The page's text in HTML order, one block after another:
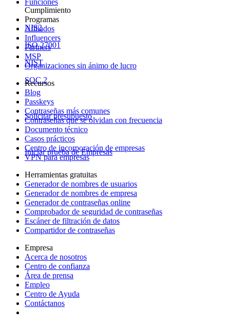
Cumplimiento
NIS2
ISO 27001
NIST
SOC 2
Solicitar presupuesto
Iniciar prueba de Empresas
Funciones
Programas
Afiliados
Influencers
Partners
MSP
Organizaciones sin ánimo de lucro
Recursos
Blog
Passkeys
Contraseñas más comunes
Contraseñas que se olvidan con frecuencia
Documento técnico
Casos prácticos
Centro de incorporación de empresas
VPN para empresas
Herramientas gratuitas
Generador de nombres de usuarios
Generador de nombres de empresa
Generador de contraseñas online
Comprobador de seguridad de contraseñas
Escáner de filtración de datos
Compartidor de contraseñas
Empresa
Acerca de nosotros
Centro de confianza
Área de prensa
Empleo
Centro de Ayuda
Contáctanos